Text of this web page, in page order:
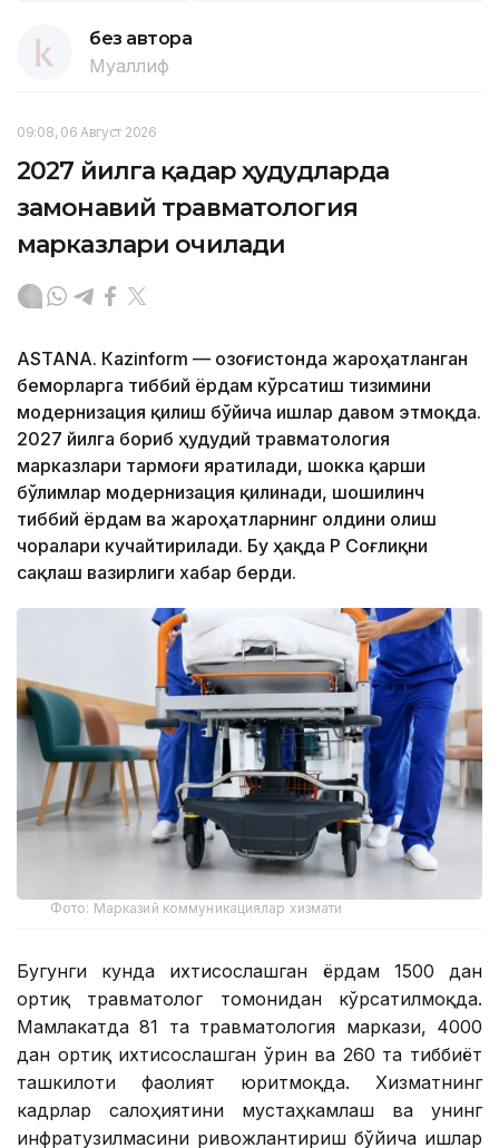
без автора
Муаллиф
09:08, 06 Август 2026
2027 йилга қадар ҳудудларда
замонавий травматология
марказлари очилади
ASTANА. Кazinform — Қозоғистонда жароҳатланган
беморларга тиббий ёрдам кўрсатиш тизимини
модернизация қилиш бўйича ишлар давом этмоқда.
2027 йилга бориб ҳудудий травматология
марказлари тармоғи яратилади, шокка қарши
бўлимлар модернизация қилинади, шошилинч
тиббий ёрдам ва жароҳатларнинг олдини олиш
чоралари кучайтирилади. Бу ҳақда ҚР Соғлиқни
сақлаш вазирлиги хабар берди.
Фото: Марказий коммуникациялар хизмати
Бугунги кунда ихтисослашган ёрдам 1500 дан
ортиқ травматолог томонидан кўрсатилмоқда.
Мамлакатда 81 та травматология маркази, 4000
дан ортиқ ихтисослашган ўрин ва 260 та тиббиёт
ташкилоти фаолият юритмоқда. Хизматнинг
кадрлар салоҳиятини мустаҳкамлаш ва унинг
инфратузилмасини ривожлантириш бўйича ишлар